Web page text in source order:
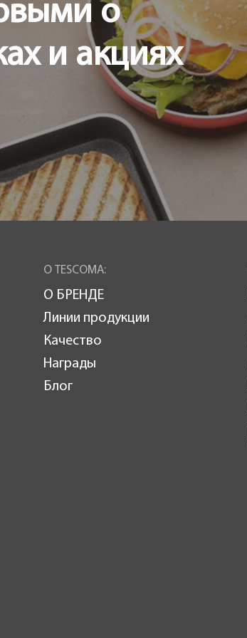
о
и акциях
О TESCOMA:
О БРЕНДЕ
Линии продукции
Качество
Награды
Блог